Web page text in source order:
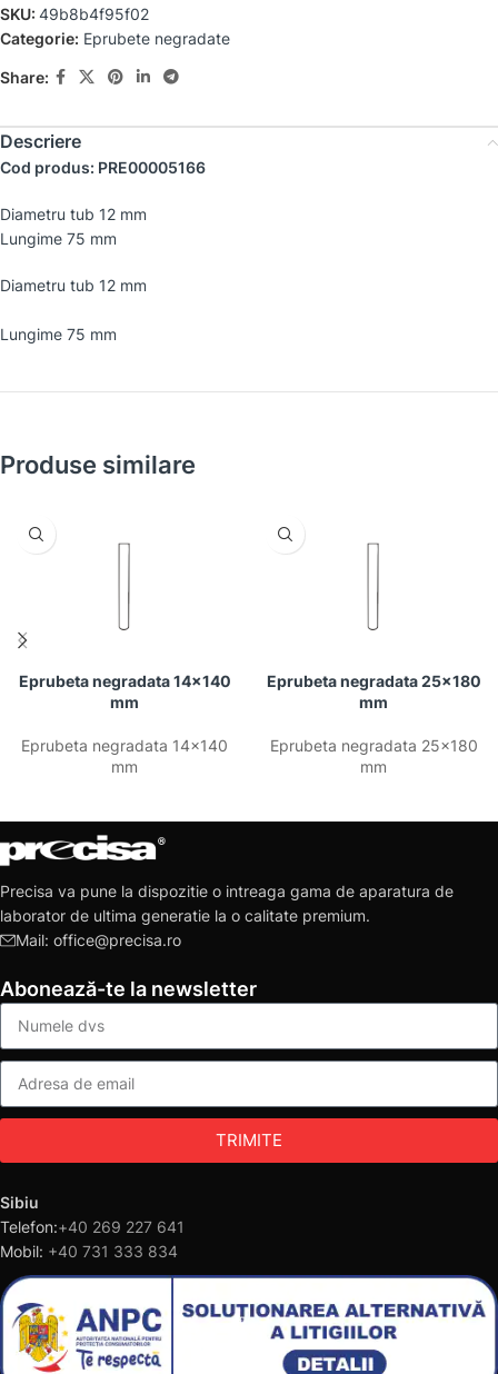
SKU: 49b8b4f95f02
Categorie: Eprubete negradate
Share:
Descriere
Cod produs: PRE00005166
Diametru tub 12 mm
Lungime 75 mm
Diametru tub 12 mm
Lungime 75 mm
Produse similare
Eprubeta negradata 14×140
mm
Eprubeta negradata 14×140
mm
Eprubeta negradata 25×180
mm
Eprubeta negradata 25×180
mm
Precisa va pune la dispozitie o intreaga gama de aparatura de
laborator de ultima generatie la o calitate premium.
Mail: office@precisa.ro
Abonează-te la newsletter
TRIMITE
Sibiu
Telefon:+40 269 227 641
Mobil: +40 731 333 834